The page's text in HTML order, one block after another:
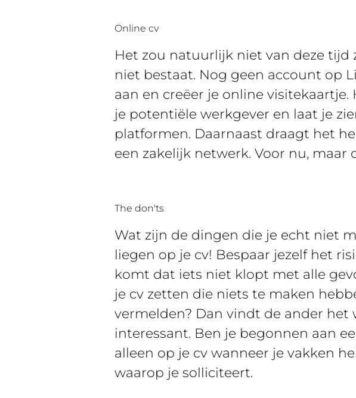
Online cv
Het zou natuurlijk niet van deze tijd
niet bestaat. Nog geen account op
aan en creëer je online
je potentiële werkgever en laat je
platformen. Daarnaast draagt het
een zakelijk netwerk. Voor nu, maar
The don'ts
Wat zijn de dingen die je echt niet
liegen op je cv! Bespaar jezelf het
komt dat iets niet klopt met alle
je cv zetten die niets te maken
vermelden? Dan vindt de ander het
interessant. Ben je begonnen aan
alleen op je cv wanneer je vakken
waarop je solliciteert.